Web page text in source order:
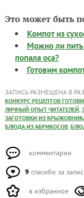
Это может быть
Компот из
Можно ли пить
попала оса?
Готовим
ЗАПИСЬ РАЗМЕЩЕНА В
КОНКУРС РЕЦЕПТОВ
ЛИЧНЫЙ ОПЫТ ЧИТАТЕЛЕЙ,
ЗАГОТОВКИ ИЗ
БЛЮДА ИЗ АБРИКОСОВ,
комментарии
9 спасибо за
в избранное